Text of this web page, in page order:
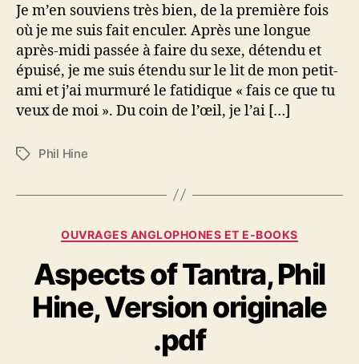
l
i
t
é
Je m’en souviens très bien, de la première fois
où je me suis fait enculer. Après une longue
après-midi passée à faire du sexe, détendu et
épuisé, je me suis étendu sur le lit de mon petit-
ami et j’ai murmuré le fatidique « fais ce que tu
veux de moi ». Du coin de l’œil, je l’ai […]
É
Phil Hine
C
t
g
o
r
i
OUVRAGES ANGLOPHONES ET E-BOOKS
Aspects of Tantra, Phil
Hine, Version originale
.pdf